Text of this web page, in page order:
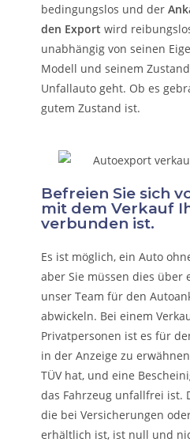
bedingungslos und der
den Export wird
unabhängig von seinen
Modell und seinem
Unfallauto geht. Ob es
gutem Zustand ist.
Befreien Sie sich
mit dem Verkauf
verbunden ist.
Es ist möglich, ein Auto
aber Sie müssen dies über
unser Team für den
abwickeln. Bei einem
Privatpersonen ist es für
in der Anzeige zu
TÜV hat, und eine
das Fahrzeug unfallfrei ist.
die bei Versicherungen
erhältlich ist, ist null und